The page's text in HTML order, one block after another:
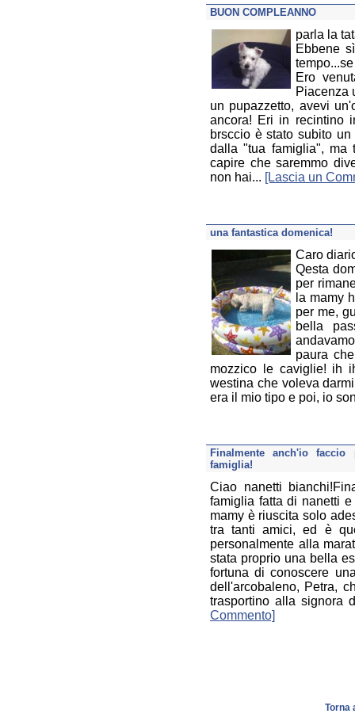
BUON COMPLEANNO
parla la
Ebbene
Ero
Piacenza
un pupazzetto, avevi
ancora! Eri in recintino
brsccio è stato subito
dalla "tua famiglia", ma
capire che saremmo
non hai... [Lascia un
una fantastica domenica!
Caro
Qesta
per
la mamy
per me,
bella
paura
mozzico le caviglie! ih
westina che voleva
era il mio tipo e poi, io
Finalmente anch'io
famiglia!
Ciao nanetti
famiglia fatta di nanetti
mamy è riuscita solo
tra tanti amici, ed è
personalmente alla
stata proprio una bella
fortuna di conoscere
dell'arcobaleno, Petra,
trasportino alla signora
Commento]
Torna